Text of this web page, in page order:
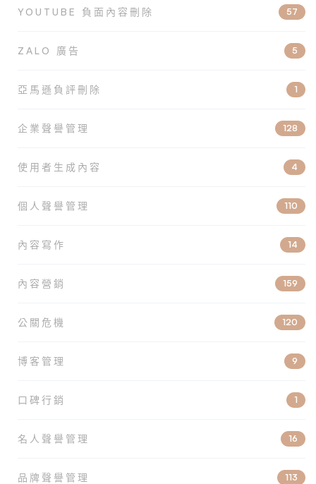
YOUTUBE 負面內容刪除 57
ZALO 廣告 5
亞馬遜負評刪除 1
企業聲譽管理 128
使用者生成內容 4
個人聲譽管理 110
內容寫作 14
內容營銷 159
公關危機 120
博客管理 9
口碑行銷 1
名人聲譽管理 16
品牌聲譽管理 113